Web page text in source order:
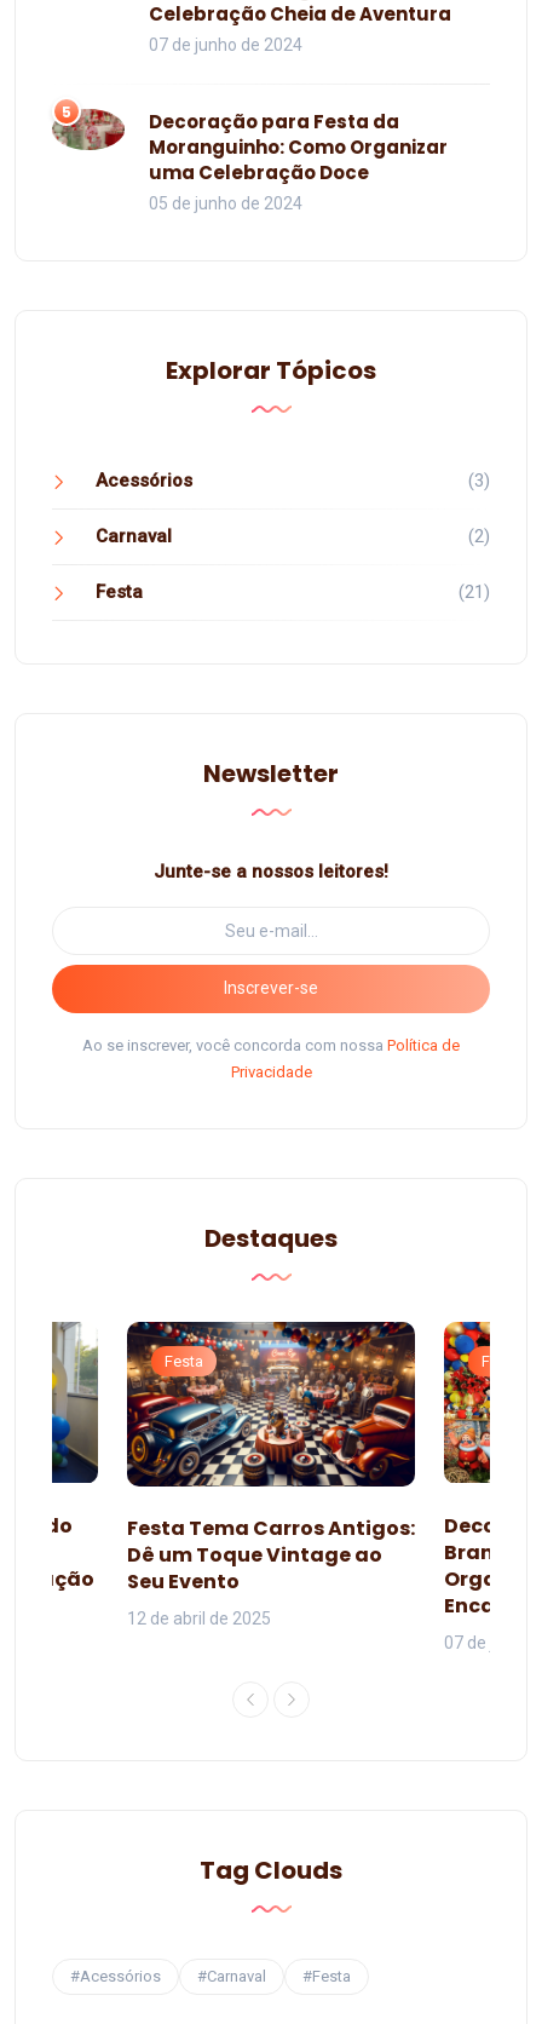
Celebração Cheia de Aventura
07 de junho de 2024
5
Decoração para Festa da
Moranguinho: Como Organizar
uma Celebração Doce
05 de junho de 2024
Explorar Tópicos
Acessórios (3)
Carnaval (2)
Festa (21)
Newsletter
Junte-se a nossos leitores!
Inscrever-se
Ao se inscrever, você concorda com nossa Política de
Privacidade
Destaques
do
Festa
Festa Tema Carros Antigos:
Dê um Toque Vintage ao
Seu Evento
12 de abril de 2025
Festa
Branca
07 de junho
Tag Clouds
#Acessórios #Carnaval #Festa